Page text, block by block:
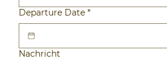
Departure Date *
Nachricht